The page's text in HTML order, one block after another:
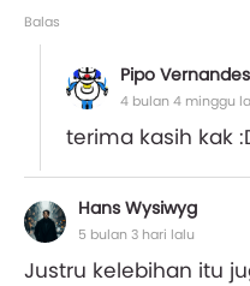
Balas
Pipo Vernandes
4 bulan 4 minggu
terima kasih kak
Hans Wysiwyg
5 bulan 3 hari lalu
Justru kelebihan itu